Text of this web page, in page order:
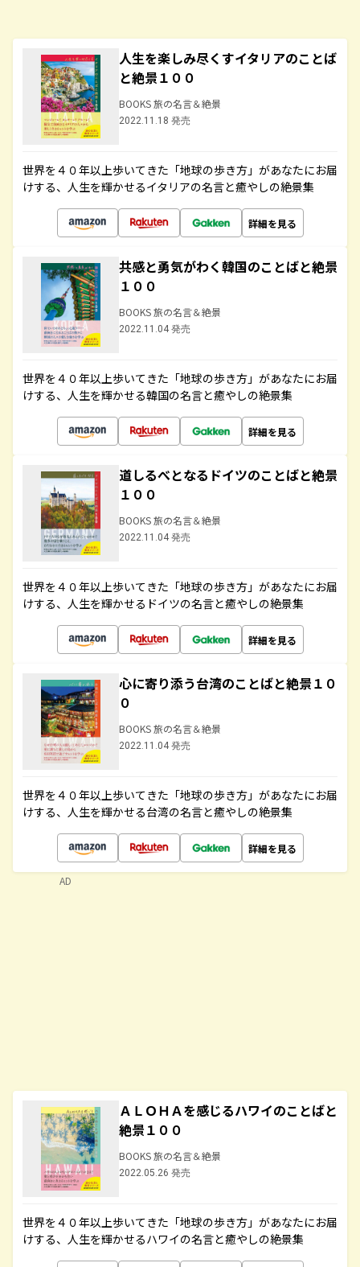
人生を楽しみ尽くすイタリアのことば
と絶景１００
BOOKS 旅の名言＆絶景
2022.11.18 発売
世界を４０年以上歩いてきた「地球の歩き方」があなたにお届
けする、人生を輝かせるイタリアの名言と癒やしの絶景集
詳細を見る
共感と勇気がわく韓国のことばと絶景
１００
BOOKS 旅の名言＆絶景
2022.11.04 発売
世界を４０年以上歩いてきた「地球の歩き方」があなたにお届
けする、人生を輝かせる韓国の名言と癒やしの絶景集
詳細を見る
道しるべとなるドイツのことばと絶景
１００
BOOKS 旅の名言＆絶景
2022.11.04 発売
世界を４０年以上歩いてきた「地球の歩き方」があなたにお届
けする、人生を輝かせるドイツの名言と癒やしの絶景集
詳細を見る
心に寄り添う台湾のことばと絶景１０
０
BOOKS 旅の名言＆絶景
2022.11.04 発売
世界を４０年以上歩いてきた「地球の歩き方」があなたにお届
けする、人生を輝かせる台湾の名言と癒やしの絶景集
詳細を見る
ＡＬＯＨＡを感じるハワイのことばと
絶景１００
BOOKS 旅の名言＆絶景
2022.05.26 発売
世界を４０年以上歩いてきた「地球の歩き方」があなたにお届
けする、人生を輝かせるハワイの名言と癒やしの絶景集
AD